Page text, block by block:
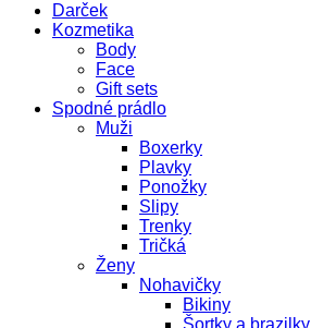
Darček
Kozmetika
Body
Face
Gift sets
Spodné prádlo
Muži
Boxerky
Plavky
Ponožky
Slipy
Trenky
Tričká
Ženy
Nohavičky
Bikiny
Šortky a brazilky